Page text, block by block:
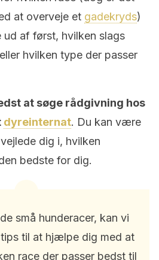
at overveje et gadekryds)
af først, hvilken slags
hvilken type der passer
at søge rådgivning hos
dyreinternat. Du kan være
dig i, hvilken
bedste for dig.
små hunderacer, kan vi
til at hjælpe dig med at
race der passer bedst til